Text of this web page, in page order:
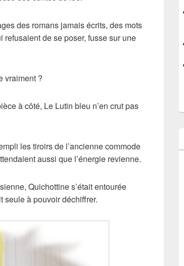
des romans jamais écrits, des mots
de se poser, fusse sur une
vraiment ?
à côté, Le Lutin bleu n’en crut pas
les tiroirs de l’ancienne commode
aussi que l’énergie revienne.
Quichottine s’était entourée
seule à pouvoir déchiffrer.